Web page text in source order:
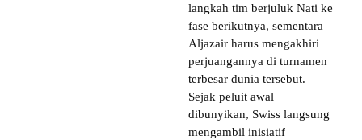
langkah tim berjuluk Nati ke
fase berikutnya, sementara
Aljazair harus mengakhiri
perjuangannya di turnamen
terbesar dunia tersebut.
Sejak peluit awal
dibunyikan, Swiss langsung
mengambil inisiatif